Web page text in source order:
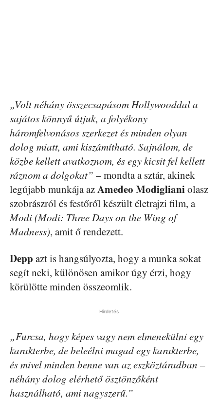
„Volt néhány összecsapásom Hollywooddal a
sajátos könnyű útjuk, a folyékony
háromfelvonásos szerkezet és minden olyan
dolog miatt, ami kiszámítható. Sajnálom, de
közbe kellett avatkoznom, és egy kicsit fel kellett
ráznom a dolgokat” – mondta a sztár, akinek
legújabb munkája azAmedeo Modiglianiolasz
szobrászról és festőről készült életrajzi film, a
Modi (Modi: Three Days on the Wing of
Madness), amit ő rendezett.
Depp azt is hangsúlyozta, hogy a munka sokat
segít neki, különösen amikor úgy érzi, hogy
körülötte minden összeomlik.
Hirdetés
„Furcsa, hogy képes vagy nem elmenekülni egy
karakterbe, de beleélni magad egy karakterbe,
és mivel minden benne van az eszköztáradban –
néhány dolog elérhető ösztönzőként
használható, ami nagyszerű.”